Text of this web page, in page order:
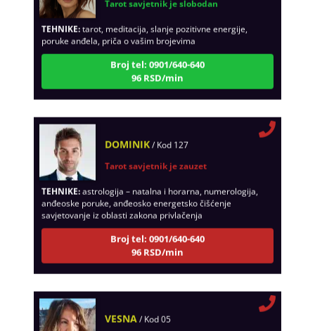
TEHNIKE:tarot, meditacija, slanje pozitivne energije,
poruke anđela, priča o vašim brojevima
Broj tel: 0901/640-640
96 RSD/min
Tarot savjetnik je zauzet
TEHNIKE:astrologija – natalna i horarna, numerologija,
anđeoske poruke, anđeosko energetsko čišćenje
savjetovanje iz oblasti zakona privlačenja
Broj tel: 0901/640-640
96 RSD/min
Tarot savjetnik je zauzet